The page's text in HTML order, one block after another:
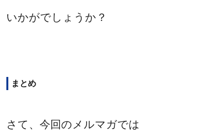
いかがでしょうか？
まとめ
さて、今回のメルマガでは